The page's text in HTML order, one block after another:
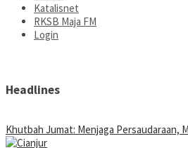
Katalisnet
RKSB Maja FM
Login
Headlines
Khutbah Jumat: Menjaga Persaudaraan,